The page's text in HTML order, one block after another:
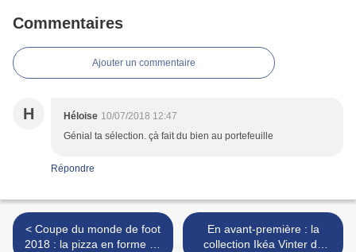
Commentaires
Ajouter un commentaire
H Héloise 10/07/2018 12:47
Génial ta sélection. çà fait du bien au portefeuille
Répondre
< Coupe du monde de foot
2018 : la pizza en forme de
En avant-première : la
collection Ikéa Vinter de